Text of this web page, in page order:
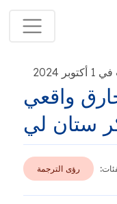
2024
واقعي
ستان لي
رؤى الترجمة